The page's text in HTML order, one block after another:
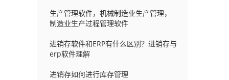
生产管理软件，机械制造业生产管理，
制造业生产过程管理软件
进销存软件和ERP有什么区别？进销存与
erp软件理解
进销存如何进行库存管理